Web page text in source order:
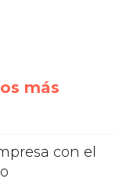
más
con el